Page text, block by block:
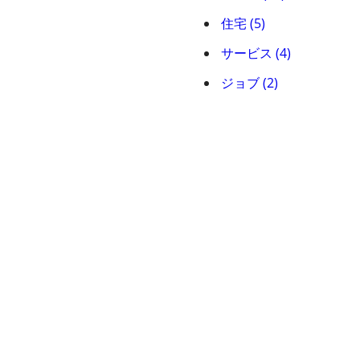
住宅 (5)
サービス (4)
ジョブ (2)